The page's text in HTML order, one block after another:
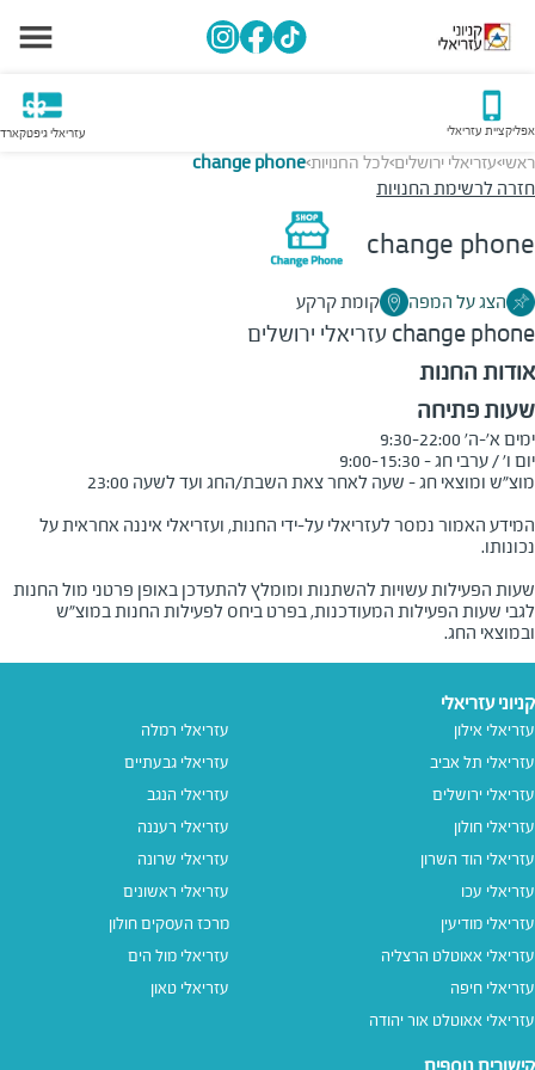
אפליקציית עזריאלי עזריאלי גיפטקארד
ראשי>עזריאלי ירושלים>לכל החנויות>
change phone
חזרה לרשימת החנויות
change phone
הצג על המפה קומת קרקע
change phone עזריאלי ירושלים
אודות החנות
שעות פתיחה
המידע האמור נמסר לעזריאלי על-ידי החנות, ועזריאלי איננה אחראית על
שעות הפעילות עשויות להשתנות ומומלץ להתעדכן באופן פרטני מול החנות
לגבי שעות הפעילות המעודכנות, בפרט ביחס לפעילות החנות במוצ"ש
ובמוצאי החג.
קניוני עזריאלי
עזריאלי אילון
עזריאלי תל אביב
עזריאלי ירושלים
עזריאלי חולון
עזריאלי הוד השרון
עזריאלי עכו
עזריאלי מודיעין
עזריאלי אאוטלט הרצליה
עזריאלי חיפה
עזריאלי אאוטלט אור יהודה
עזריאלי רמלה
עזריאלי גבעתיים
עזריאלי הנגב
עזריאלי רעננה
עזריאלי שרונה
עזריאלי ראשונים
מרכז העסקים חולון
עזריאלי מול הים
עזריאלי טאון